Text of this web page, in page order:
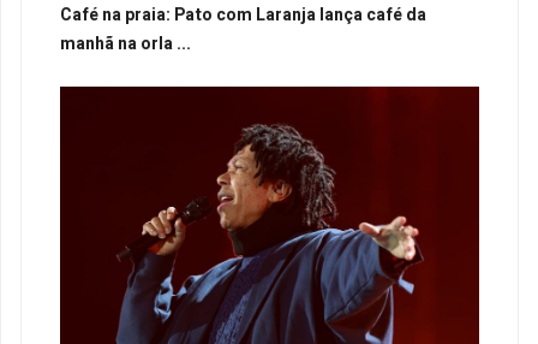
Café na praia: Pato com Laranja lança café da
manhã na orla ...